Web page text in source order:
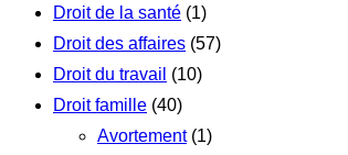
Droit de la santé (1)
Droit des affaires (57)
Droit du travail (10)
Droit famille (40)
Avortement(1)